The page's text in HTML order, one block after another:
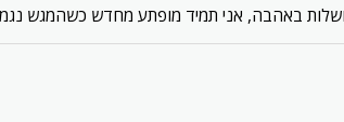
באהבה, אני תמיד מופתע מחדש כשהמגש